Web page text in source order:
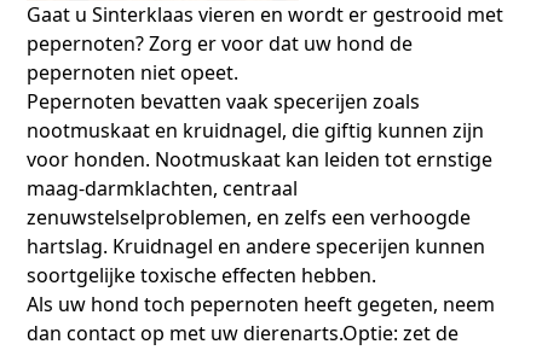
Gaat u Sinterklaas vieren en wordt er gestrooid met
pepernoten? Zorg er voor dat uw hond de
pepernoten niet opeet.
Pepernoten bevatten vaak specerijen zoals
nootmuskaat en kruidnagel, die giftig kunnen zijn
voor honden. Nootmuskaat kan leiden tot ernstige
maag-darmklachten, centraal
zenuwstelselproblemen, en zelfs een verhoogde
hartslag. Kruidnagel en andere specerijen kunnen
soortgelijke toxische effecten hebben.
Als uw hond toch pepernoten heeft gegeten, neem
dan contact op met uw dierenarts.Optie: zet de